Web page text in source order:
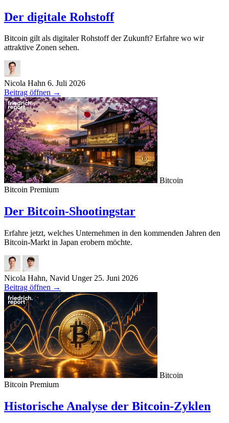
Der digitale Rohstoff
Bitcoin gilt als digitaler Rohstoff der Zukunft? Erfahre wo wir
attraktive Zonen sehen.
Nicola Hahn 6. Juli 2026
Beitrag öffnen →
Bitcoin
Bitcoin Premium
Der Bitcoin-Shootingstar
Erfahre jetzt, welches Unternehmen in den kommenden Jahren den
Bitcoin-Markt in Japan erobern möchte.
Nicola Hahn, Navid Unger 25. Juni 2026
Beitrag öffnen →
Bitcoin
Bitcoin Premium
Historische Analyse der Bitcoin-Zyklen